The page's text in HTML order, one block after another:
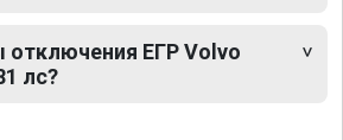
ЕГР Volvo
лс?